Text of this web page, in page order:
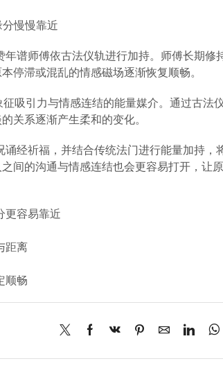
慢慢靠近
谱师傅依古法仪轨进行加持。师傅长期
停滞或混乱的情感磁场逐渐恢复顺畅。
吸引力与情感连结的能量媒介。通过古
关系逐渐产生柔和的变化。
经祈福，并结合传统法门进行能量加持
间的沟通与情感连结也会更容易打开，让
更容易靠近
距离
顺畅